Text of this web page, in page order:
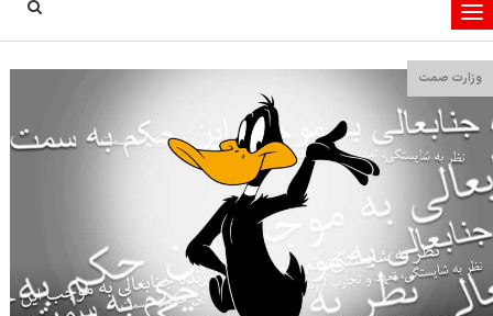
تغییر
وضعیت
ناوبری
وزارت صمت